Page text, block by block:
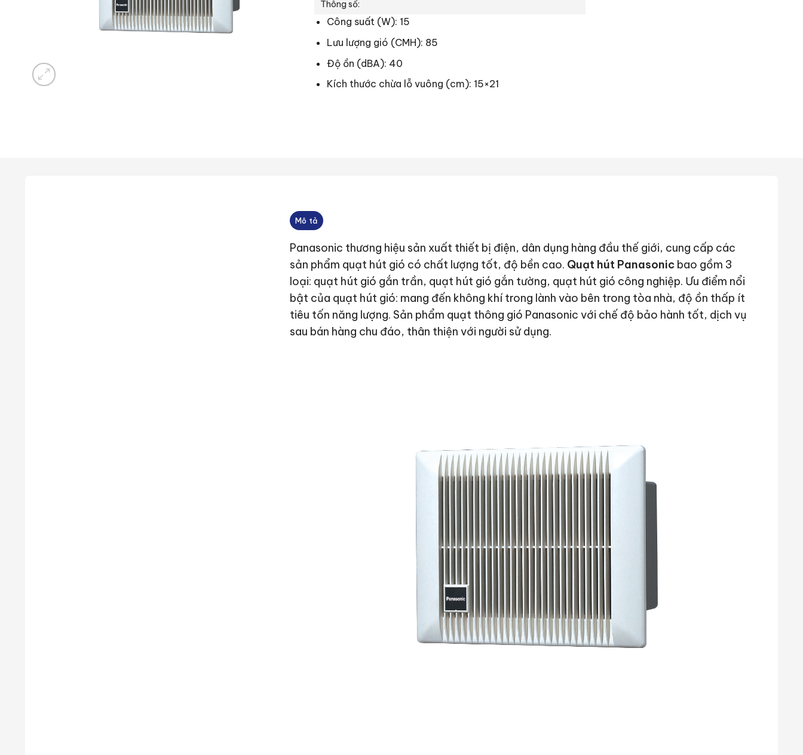
Thông số:
Công suất (W): 15
Lưu lượng gió (CMH): 85
Độ ồn (dBA): 40
Kích thước chừa lỗ vuông (cm): 15×21
Mô tả
Panasonic thương hiệu sản xuất thiết bị điện, dân dụng hàng đầu thế giới, cung cấp các
sản phẩm quạt hút gió có chất lượng tốt, độ bền cao. Quạt hút Panasonicbao gồm 3
loại: quạt hút gió gắn trần, quạt hút gió gắn tường, quạt hút gió công nghiệp. Ưu điểm nổi
bật của quạt hút gió: mang đến không khí trong lành vào bên trong tòa nhà, độ ồn thấp ít
tiêu tốn năng lượng. Sản phẩm quạt thông gió Panasonic với chế độ bảo hành tốt, dịch vụ
sau bán hàng chu đáo, thân thiện với người sử dụng.